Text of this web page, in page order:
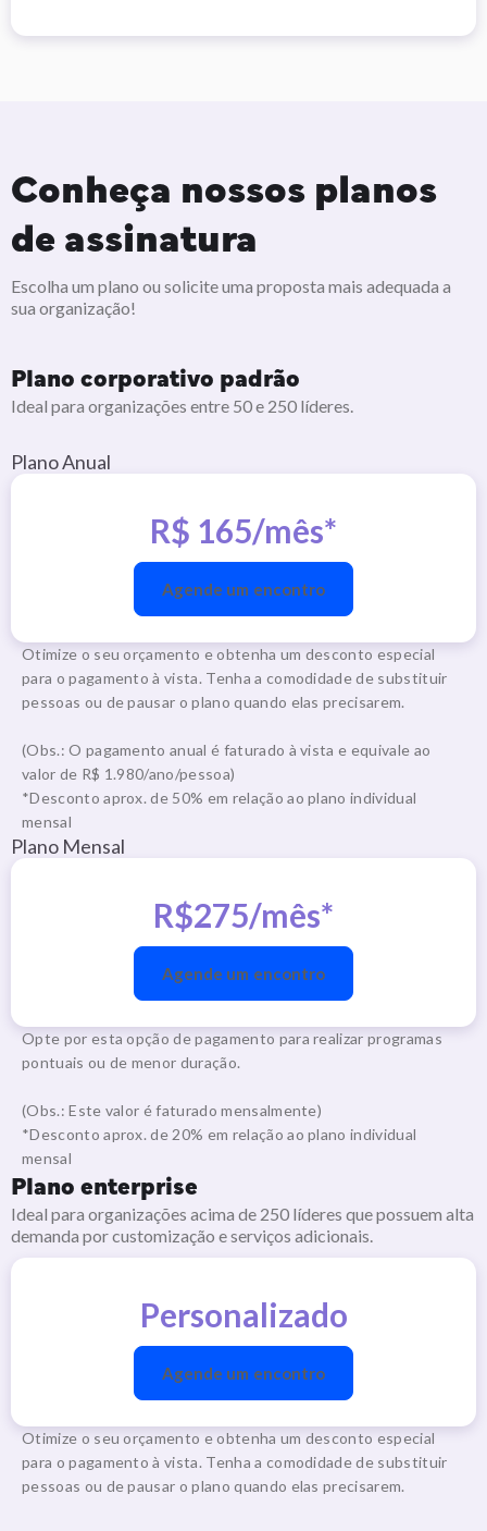
Conheça nossos planos
de assinatura
Escolha um plano ou solicite uma proposta mais adequada a
sua organização!
Plano corporativo padrão
Ideal para organizações entre 50 e 250 líderes.
Plano Anual
R$ 165/mês*
Agende um encontro
Otimize o seu orçamento e obtenha um desconto especial
para o pagamento à vista. Tenha a comodidade de substituir
pessoas ou de pausar o plano quando elas precisarem.
(Obs.: O pagamento anual é faturado à vista e equivale ao
valor de R$ 1.980/ano/pessoa)
*Desconto aprox. de 50% em relação ao plano individual
mensal
Plano Mensal
R$275/mês*
Agende um encontro
Opte por esta opção de pagamento para realizar programas
pontuais ou de menor duração.
(Obs.: Este valor é faturado mensalmente)
*Desconto aprox. de 20% em relação ao plano individual
mensal
Plano enterprise
Ideal para organizações acima de 250 líderes que possuem alta
demanda por customização e serviços adicionais.
Personalizado
Agende um encontro
Otimize o seu orçamento e obtenha um desconto especial
para o pagamento à vista. Tenha a comodidade de substituir
pessoas ou de pausar o plano quando elas precisarem.